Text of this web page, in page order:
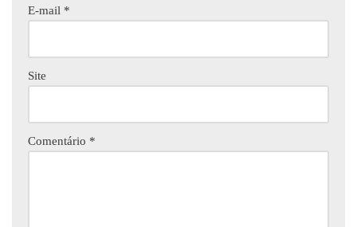
E-mail *
Site
Comentário *